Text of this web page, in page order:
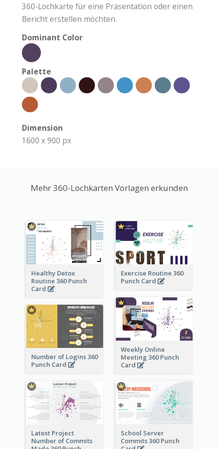
360-Lochkarte für eine Präsentation oder einen
Bericht erstellen möchten.
Dominant Color
Palette
Dimension
1600 x 900 px
Mehr 360-Lochkarten Vorlagen erkunden
Healthy Detox
Routine 360 Punch
Card
Exercise Routine 360
Punch Card
Weekly Online
Meeting 360 Punch
Card
Number of Logins 360
Punch Card
Latest Project
Number of Commits
School Server
Commits 360 Punch